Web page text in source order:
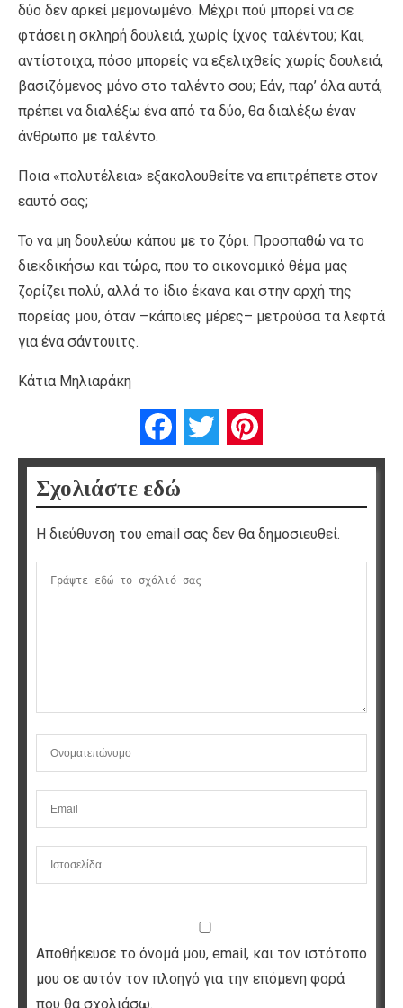
δύο δεν αρκεί μεμονωμένο. Μέχρι πού μπορεί να σε
φτάσει η σκληρή δουλειά, χωρίς ίχνος ταλέντου; Και,
αντίστοιχα, πόσο μπορείς να εξελιχθείς χωρίς δουλειά,
βασιζόμενος μόνο στο ταλέντο σου; Εάν, παρ’ όλα αυτά,
πρέπει να διαλέξω ένα από τα δύο, θα διαλέξω έναν
άνθρωπο με ταλέντο.
Ποια «πολυτέλεια» εξακολουθείτε να επιτρέπετε στον
εαυτό σας;
Το να μη δουλεύω κάπου με το ζόρι. Προσπαθώ να το
διεκδικήσω και τώρα, που το οικονομικό θέμα μας
ζορίζει πολύ, αλλά το ίδιο έκανα και στην αρχή της
πορείας μου, όταν –κάποιες μέρες– μετρούσα τα λεφτά
για ένα σάντουιτς.
Κάτια Μηλιαράκη
FacebookTwitter
Σχολιάστε εδώ
Η διεύθυνση του email σας δεν θα δημοσιευθεί.
Αποθήκευσε το όνομά μου, email, και τον ιστότοπο
μου σε αυτόν τον πλοηγό για την επόμενη φορά
που θα σχολιάσω.